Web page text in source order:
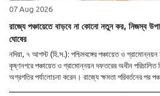
07 Aug 2026
রাজ্যে পঞ্চায়েতে বাড়বে না কোনো নতুন কর, নিজস্ব
ঘোষের
নদিয়া, ৭ আগস্ট (হি.স.): পশ্চিমবঙ্গের পঞ্চায়েত ও গ্রামোন্নয়ন
কৃষ্ণনগরে পঞ্চায়েত ও গ্রামোন্নয়ন দফতরের অধীন পরিচালিত
অগ্রগতির পর্যালোচনা করেন। রাজ্যে ক্ষমতা পরিবর্তনের পর পঞ্চ..